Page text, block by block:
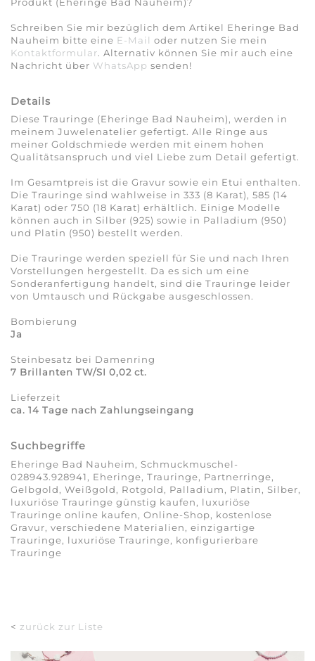
Produkt (Eheringe Bad Nauheim)?
Schreiben Sie mir bezüglich dem Artikel Eheringe Bad
Nauheim bitte eine E-Mail oder nutzen Sie mein
Kontaktformular. Alternativ können Sie mir auch eine
Nachricht über WhatsApp senden!
Details
Diese Trauringe (Eheringe Bad Nauheim), werden in
meinem Juwelenatelier gefertigt. Alle Ringe aus
meiner Goldschmiede werden mit einem hohen
Qualitätsanspruch und viel Liebe zum Detail gefertigt.
Im Gesamtpreis ist die Gravur sowie ein Etui enthalten.
Die Trauringe sind wahlweise in 333 (8 Karat), 585 (14
Karat) oder 750 (18 Karat) erhältlich. Einige Modelle
können auch in Silber (925) sowie in Palladium (950)
und Platin (950) bestellt werden.
Die Trauringe werden speziell für Sie und nach Ihren
Vorstellungen hergestellt. Da es sich um eine
Sonderanfertigung handelt, sind die Trauringe leider
von Umtausch und Rückgabe ausgeschlossen.
Bombierung
Ja
Steinbesatz bei Damenring
7 Brillanten TW/SI 0,02 ct.
Lieferzeit
ca. 14 Tage nach Zahlungseingang
Suchbegriffe
Eheringe Bad Nauheim, Schmuckmuschel-
028943.928941, Eheringe, Trauringe, Partnerringe,
Gelbgold, Weißgold, Rotgold, Palladium, Platin, Silber,
luxuriöse Trauringe günstig kaufen, luxuriöse
Trauringe online kaufen, Online-Shop, kostenlose
Gravur, verschiedene Materialien, einzigartige
Trauringe, luxuriöse Trauringe, konfigurierbare
Trauringe
< zurück zur Liste